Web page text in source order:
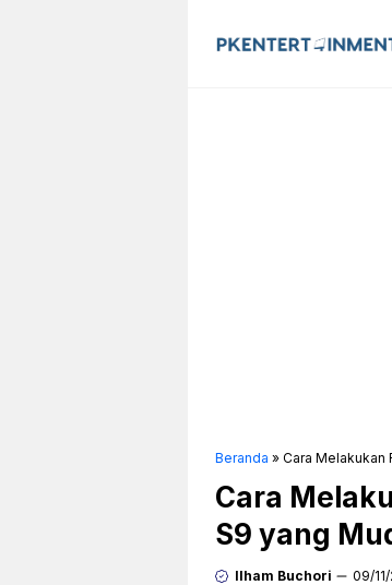
Beranda » Cara Melakukan
Cara
S9 yang
Ilham Buchori 09/